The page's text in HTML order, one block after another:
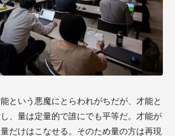
という悪魔にとらわれがちだが、才能と
、量は定量的で誰にでも平等だ。才能が
だけはこなせる。そのため量の方は再現